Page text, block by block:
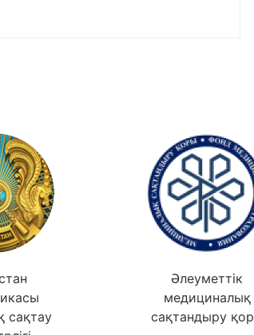
сақтау
Әлеуметтік
медициналық
сақтандыру